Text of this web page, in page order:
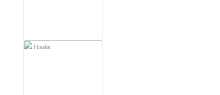
Filsafat